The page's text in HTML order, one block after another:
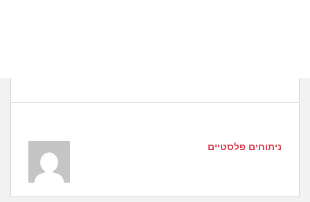
ניתוחים פלסטיים